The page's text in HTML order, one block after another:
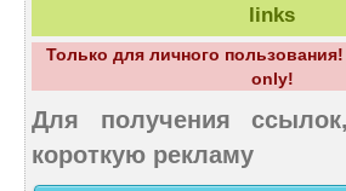
links
Только для личного
only!
Для получения
короткую рекламу